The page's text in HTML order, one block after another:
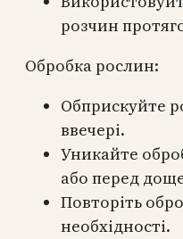
розчин
Обробка рослин:
Обприскуйте
ввечері.
Уникайте
або перед
Повторіть
необхідності.